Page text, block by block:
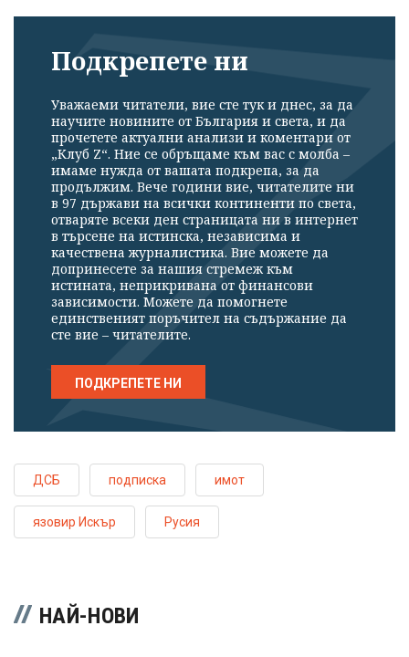
Подкрепете ни
Уважаеми читатели, вие сте тук и днес, за да
научите новините от България и света, и да
прочетете актуални анализи и коментари от
„Клуб Z“. Ние се обръщаме към вас с молба –
имаме нужда от вашата подкрепа, за да
продължим. Вече години вие, читателите ни
в 97 държави на всички континенти по света,
отваряте всеки ден страницата ни в интернет
в търсене на истинска, независима и
качествена журналистика. Вие можете да
допринесете за нашия стремеж към
истината, неприкривана от финансови
зависимости. Можете да помогнете
единственият поръчител на съдържание да
сте вие – читателите.
ПОДКРЕПЕТЕ НИ
ДСБ подписка имот
язовир Искър Русия
НАЙ-НОВИ